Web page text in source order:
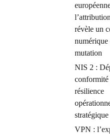
révèle un
numérique
mutation
NIS 2 :
résilience
stratégique
VPN :